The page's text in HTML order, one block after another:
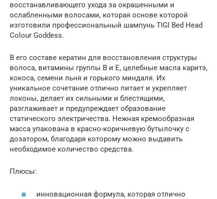
восстанавливающего ухода за окрашенными и
ослабленными волосами, которая основе которой
изготовили профессиональный шампунь TIGI Bed Head
Colour Goddess.
В его составе кератин для восстановления структуры
волоса, витамины группы В и Е, целебные масла каритэ,
кокоса, семени льня и горького миндаля. Их
уникальное сочетание отлично питает и укрепляет
локоны, делает их сильными и блестящими,
разглаживает и предупреждает образование
статического электричества. Нежная кремообразная
масса упакована в красно-коричневую бутылочку с
дозатором, благодаря которому можно выдавить
необходимое количество средства.
Плюсы:
инновационная формула, которая отлично